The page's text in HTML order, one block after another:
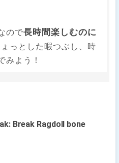
ので長時間楽しむのに
っとした暇つぶし、時
みよう！
Break Ragdoll bone